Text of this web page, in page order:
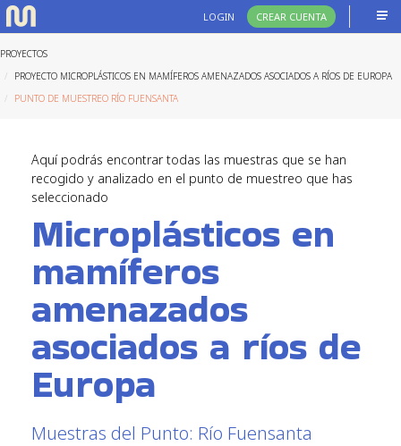
LOGIN CREAR CUENTA
PROYECTOS
PROYECTO MICROPLÁSTICOS EN MAMÍFEROS AMENAZADOS ASOCIADOS A RÍOS DE EUROPA
PUNTO DE MUESTREO RÍO FUENSANTA
Aquí podrás encontrar todas las muestras que se han
recogido y analizado en el punto de muestreo que has
seleccionado
Microplásticos en
mamíferos
amenazados
asociados a ríos de
Europa
Muestras del Punto: Río Fuensanta